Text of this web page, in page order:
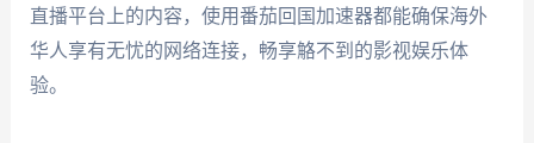
直播平台上的内容，使用番茄回国加速器都能确保海外
华人享有无忧的网络连接，畅享觡不到的影视娱乐体
验。